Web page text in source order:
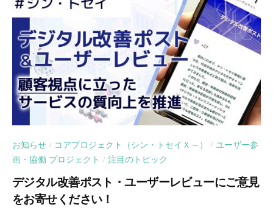
お知らせ / コアプロジェクト（シン・トセイＸ～） / ユーザー参
画・協働 プロジェクト
/ 注目のトピック
デジタル改善ポスト・ユーザーレビューにご意見
をお寄せください！